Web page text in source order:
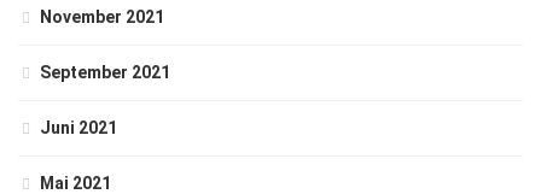
November 2021
September 2021
Juni 2021
Mai 2021